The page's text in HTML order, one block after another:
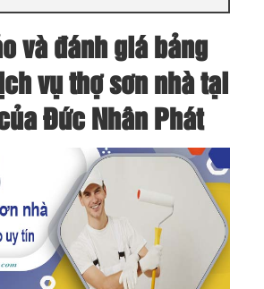
và đánh giá bảng
vụ thợ sơn nhà tại
Đức Nhân Phát